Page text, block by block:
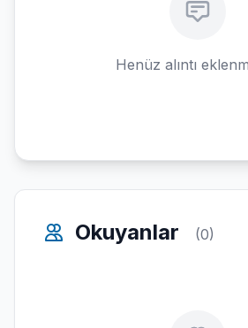
Henüz alıntı
Okuyanlar (0)